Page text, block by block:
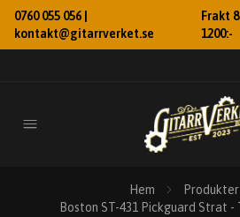
0760 055 056 |
kontakt@gitarrverket.se
Frakt
1200:-
Hem
Produkter
Boston ST-431 Pickguard Strat